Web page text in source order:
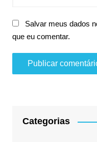
Salvar meus dados
que eu comentar.
Categorias